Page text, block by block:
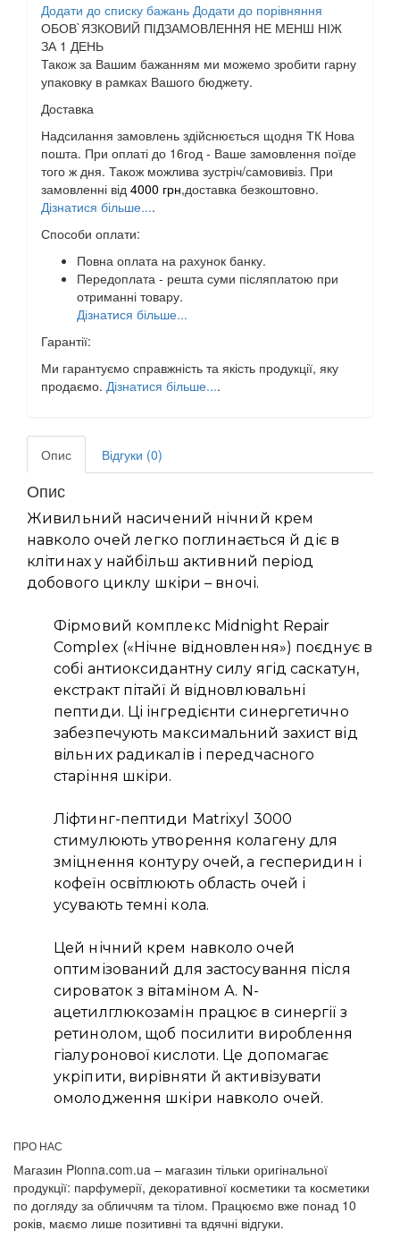
Додати до списку бажань Додати до порівняння
ОБОВ`ЯЗКОВИЙ ПІДЗАМОВЛЕННЯ НЕ МЕНШ НІЖ
ЗА 1 ДЕНЬ
Також за Вашим бажанням ми можемо зробити гарну
упаковку в рамках Вашого бюджету.
Доставка
Надсилання замовлень здійснюється щодня ТК Нова
пошта. При оплаті до 16год - Ваше замовлення поїде
того ж дня. Також можлива зустріч/самовивіз. При
замовленні від 4000 грн,доставка безкоштовно.
Дізнатися більше....
Способи оплати:
Повна оплата на рахунок банку.
Передоплата - решта суми післяплатою при
отриманні товару.
Дізнатися більше...
Гарантії:
Ми гарантуємо справжність та якість продукції, яку
продаємо. Дізнатися більше....
Опис Відгуки (0)
Опис
Живильний насичений нічний крем
навколо очей легко поглинається й діє в
клітинах у найбільш активний період
добового циклу шкіри – вночі.
Фірмовий комплекс Midnight Repair
Complex («Нічне відновлення») поєднує в
собі антиоксидантну силу ягід саскатун,
екстракт пітайї й відновлювальні
пептиди. Ці інгредієнти синергетично
забезпечують максимальний захист від
вільних радикалів і передчасного
старіння шкіри.
Ліфтинг-пептиди Matrixyl 3000
стимулюють утворення колагену для
зміцнення контуру очей, а гесперидин і
кофеїн освітлюють область очей і
усувають темні кола.
Цей нічний крем навколо очей
оптимізований для застосування після
сироваток з вітаміном А. N-
ацетилглюкозамін працює в синергії з
ретинолом, щоб посилити вироблення
гіалуронової кислоти. Це допомагає
укріпити, вирівняти й активізувати
омолодження шкіри навколо очей.
ПРО НАС
Магазин Pionna.com.ua – магазин тільки оригінальної
продукції: парфумерії, декоративної косметики та косметики
по догляду за обличчям та тілом. Працюємо вже понад 10
років, маємо лише позитивні та вдячні відгуки.